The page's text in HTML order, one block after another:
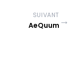
SUIVANT
AeQuum →